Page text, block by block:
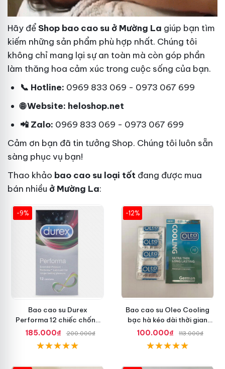
Hãy đểShop bao cao su ở Mường La giúp bạn tìm
kiếm những sản phẩm phù hợp nhất. Chúng tôi
không chỉ mang lại sự an toàn mà còn góp phần
làm thăng hoa cảm xúc trong cuộc sống của bạn.
📞 Hotline: 0969 833 069 - 0973 067 699
🌐 Website: heloshop.net
📲 Zalo: 0969 833 069 - 0973 067 699
Cảm ơn bạn đã tin tưởng Shop. Chúng tôi luôn sẵn
sàng phục vụ bạn!
Thao khảo bao cao su loại tốt đang được mua
bán nhiều ở Mường La:
-9%
Bao cao su Durex
Performa 12 chiếc chống
xuất tinh sớm chuẩn Thái
Lan
185.000₫ 200.000₫
-12%
Bao cao su Oleo Cooling
bạc hà kéo dài thời gian
quan hệ an toàn
100.000₫ 113.000₫